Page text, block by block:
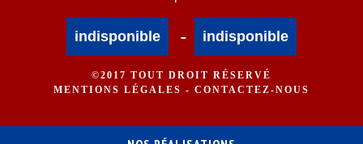
indisponible - indisponible
©2017 TOUT DROIT RÉSERVÉ
MENTIONS LÉGALES - CONTACTEZ-NOUS